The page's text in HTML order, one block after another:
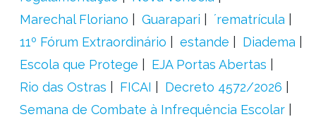
Marechal Floriano
Guarapari
´rematrícula
11º Fórum Extraordinário
estande
Diadema
Escola que Protege
EJA Portas Abertas
Rio das Ostras
FICAI
Decreto 4572/2026
Semana de Combate à Infrequência Escolar